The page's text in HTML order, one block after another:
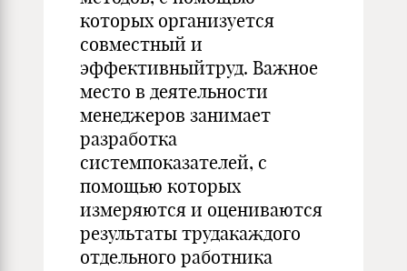
которых организуется
совместный и
эффективныйтруд. Важное
место в деятельности
менеджеров занимает
разработка
системпоказателей, с
помощью которых
измеряются и оцениваются
результаты трудакаждого
отдельного работника